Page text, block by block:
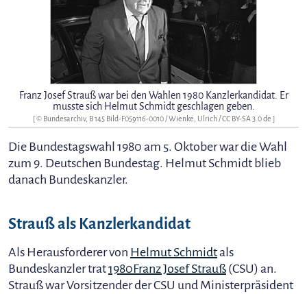
Franz Josef Strauß war bei den Wahlen 1980 Kanzlerkandidat. Er
musste sich Helmut Schmidt geschlagen geben.
[ © Bundesarchiv, B 145 Bild-F059116-0010 / Wienke, Ulrich /CC BY-SA 3.0 de ]
Die Bundestagswahl 1980 am 5. Oktober war die Wahl
zum 9. Deutschen Bundestag. Helmut Schmidt blieb
danach Bundeskanzler.
Strauß als Kanzlerkandidat
Als Herausforderer von Helmut Schmidtals
Bundeskanzler trat1980Franz Josef Strauß (CSU) an.
Strauß war Vorsitzender der CSU und Ministerpräsident